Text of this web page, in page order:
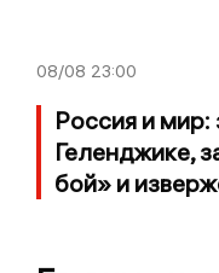
08/08 23:00
Россия и мир:
Геленджике,
бой» и